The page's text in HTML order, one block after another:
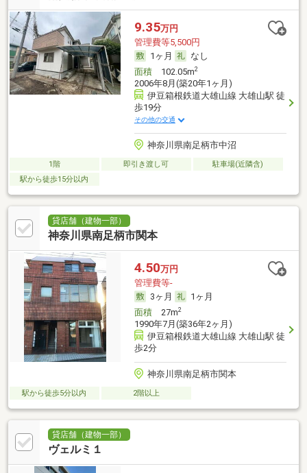
9.35万円
管理費等5,500円
1ヶ月
なし
面積102.05m2
2006年8月(築20年1ヶ月)
伊豆箱根鉄道大雄山線 大雄山駅 徒
歩19分
その他の交通
神奈川県南足柄市中沼
1階 即引き渡し可
駐車場(近隣含)
駅から徒歩15分以内
貸店舗（建物一部）
神奈川県南足柄市関本
4.50万円
管理費等-
3ヶ月
1ヶ月
面積27m2
1990年7月(築36年2ヶ月)
伊豆箱根鉄道大雄山線 大雄山駅 徒
歩2分
神奈川県南足柄市関本
駅から徒歩5分以内 2階以上
貸店舗（建物一部）
ヴェルミ１